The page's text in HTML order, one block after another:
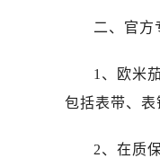
二、官方
1、欧米
包括表带、表
2、在质